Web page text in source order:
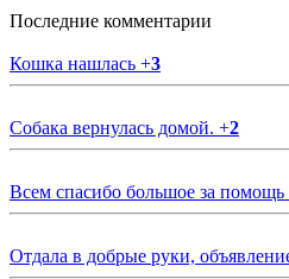
Последние комментарии
Кошка нашлась +3
Собака вернулась домой. +2
Всем спасибо большое за помощь
Отдала в добрые руки,